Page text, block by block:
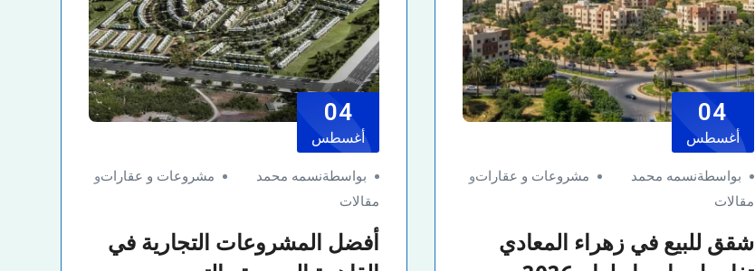
04
أغسطس
بواسطةنسمه محمد مشروعات و عقاراتو
مقالات
شقق للبيع في زهراء المعادي
04
أغسطس
بواسطةنسمه محمد مشروعات و عقاراتو
مقالات
أفضل المشروعات التجارية في